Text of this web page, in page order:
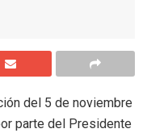
del 5 de noviembre
parte del Presidente